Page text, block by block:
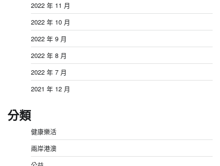
2022 年 11 月
2022 年 10 月
2022 年 9 月
2022 年 8 月
2022 年 7 月
2021 年 12 月
分類
健康樂活
兩岸港澳